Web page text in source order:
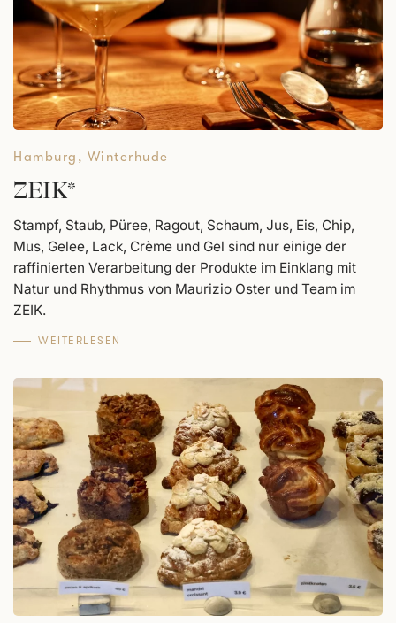
Hamburg , Winterhude
ZEIK*
Stampf, Staub, Püree, Ragout, Schaum, Jus, Eis, Chip,
Mus, Gelee, Lack, Crème und Gel sind nur einige der
raffinierten Verarbeitung der Produkte im Einklang mit
Natur und Rhythmus von Maurizio Oster und Team im
ZEIK.
WEITERLESEN